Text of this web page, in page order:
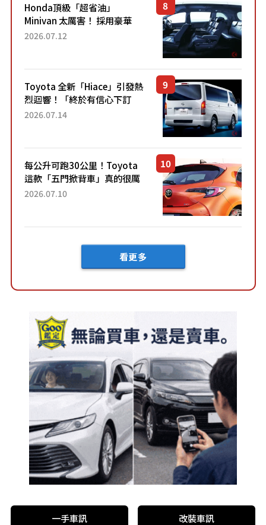
Honda頂級「超省油」
Minivan 太厲害！ 採用豪華
「真皮座椅」與專屬「黑色內
「三...
2026.07.12
Toyota 全新「Hiace」引發熱
烈迴響！「終於有信心下訂
了！」「哪個等級交車最
車？...
2026.07.14
每公升可跑30公里！Toyota
這款「五門掀背車」真的很厲
害！ 擁有全長4.3公尺的「剛剛
2026.07.10
看更多
一手車訊 改裝車訊